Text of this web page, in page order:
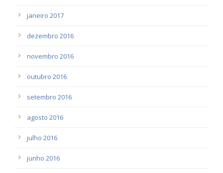
janeiro 2017
dezembro 2016
novembro 2016
outubro 2016
setembro 2016
agosto 2016
julho 2016
junho 2016